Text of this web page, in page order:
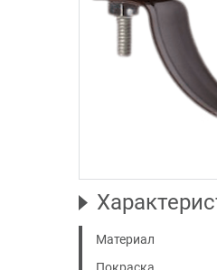
Материал
Покраска